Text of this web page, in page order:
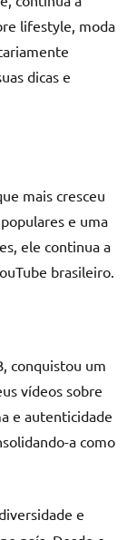
lifestyle, moda
dicas e
mais cresceu
e uma
ele continua a
brasileiro.
conquistou um
vídeos sobre
e autenticidade
a como
e